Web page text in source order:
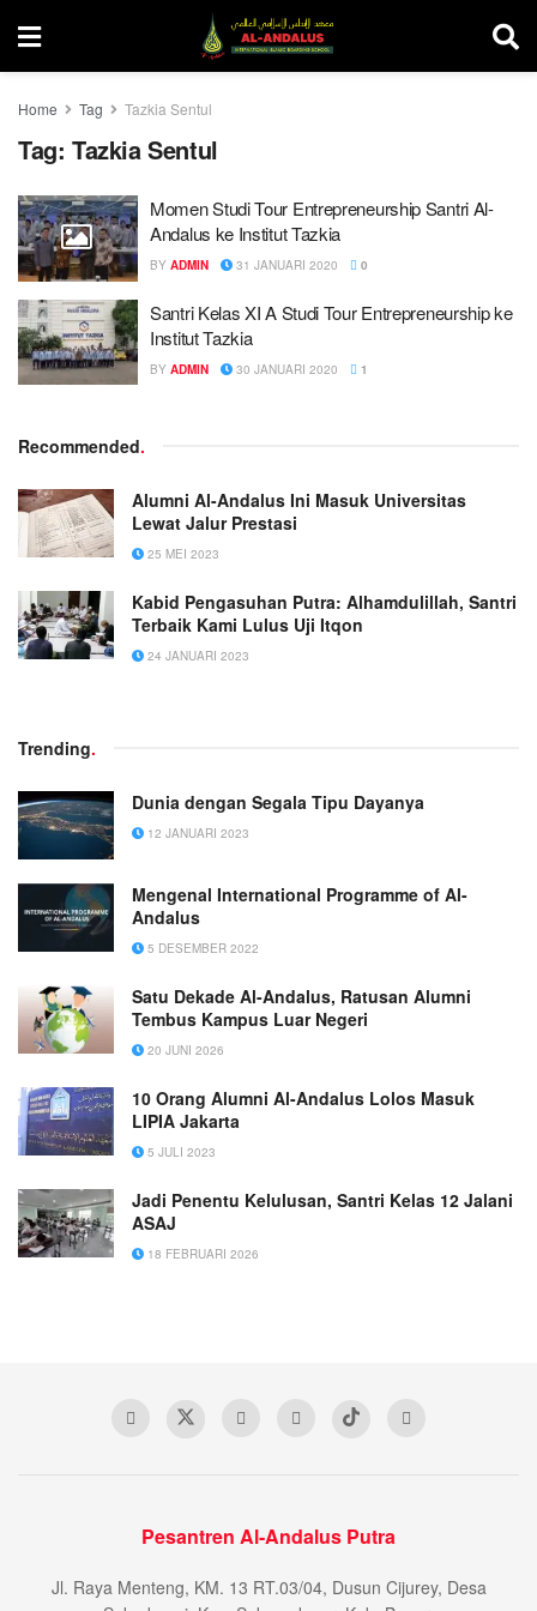
Home Tag Tazkia Sentul
Tag: Tazkia Sentul
Momen Studi Tour Entrepreneurship Santri Al-
Andalus ke Institut Tazkia
BY ADMIN 31 JANUARI 2020 0
Santri Kelas XI A Studi Tour Entrepreneurship ke
Institut Tazkia
BY ADMIN 30 JANUARI 2020 1
Recommended.
Alumni Al-Andalus Ini Masuk Universitas
Lewat Jalur Prestasi
25 MEI 2023
Kabid Pengasuhan Putra: Alhamdulillah, Santri
Terbaik Kami Lulus Uji Itqon
24 JANUARI 2023
Trending.
Dunia dengan Segala Tipu Dayanya
12 JANUARI 2023
Mengenal International Programme of Al-
Andalus
5 DESEMBER 2022
Satu Dekade Al-Andalus, Ratusan Alumni
Tembus Kampus Luar Negeri
20 JUNI 2026
10 Orang Alumni Al-Andalus Lolos Masuk
LIPIA Jakarta
5 JULI 2023
Jadi Penentu Kelulusan, Santri Kelas 12 Jalani
ASAJ
18 FEBRUARI 2026
Pesantren Al-Andalus Putra
Jl. Raya Menteng, KM. 13 RT.03/04, Dusun Cijurey, Desa